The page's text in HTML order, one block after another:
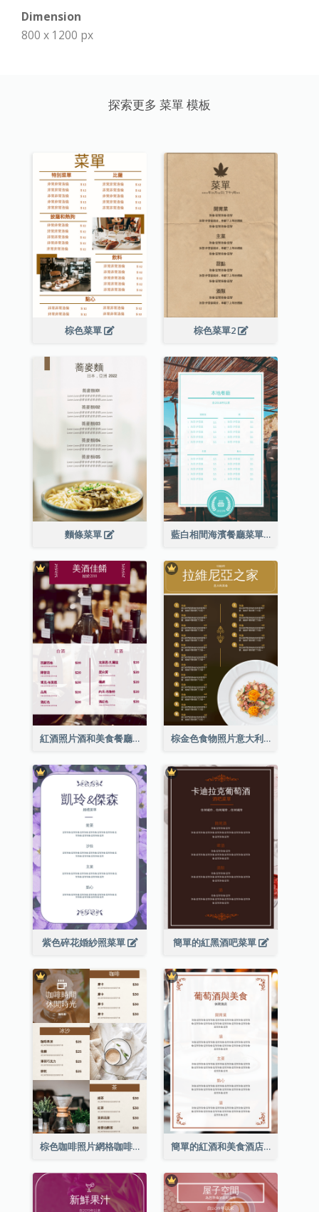
Dimension
800 x 1200 px
探索更多 菜單 模板
棕色菜單 棕色菜單2
麵條菜單 藍白相間海濱餐廳菜單
紅酒照片酒和美食餐廳菜單 棕金色食物照片意大利食物菜單
紫色碎花婚紗照菜單 簡單的紅黑酒吧菜單
棕色咖啡照片網格咖啡店菜單 簡單的紅酒和美食酒店餐廳菜單